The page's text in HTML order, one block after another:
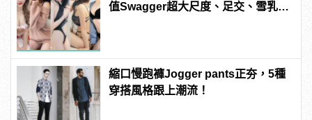
值Swagger超大尺度、足交、雪乳、
縮口慢跑褲Jogger pants正夯，5種
穿搭風格跟上潮流！